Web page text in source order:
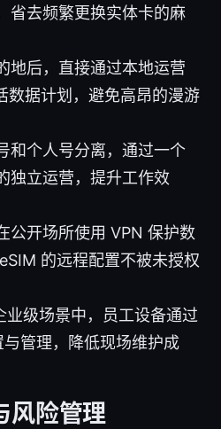
省去频繁更换实体卡的麻
地后，直接通过本地运营
数据计划，避免高昂的漫游
和个人号分离，通过一个
独立运营，提升工作效
公开场所使用 VPN 保护数
的远程配置不被未授权
业级场景中，员工设备通过
管理，降低现场维护成
风险管理